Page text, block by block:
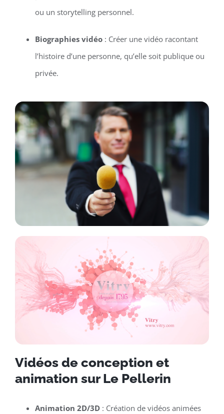
ou un storytelling personnel.
Biographies vidéo: Créer une vidéo racontant
l’histoire d’une personne, qu’elle soit publique ou
privée.
Vidéos de conception et
animation sur Le Pellerin
Animation 2D/3D: Création de vidéos animées